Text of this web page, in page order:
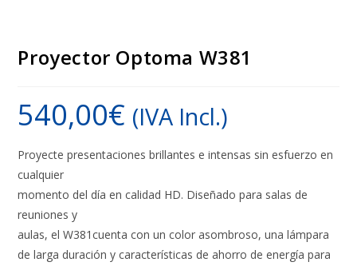
Proyector Optoma W381
540,00€ (IVA Incl.)
Proyecte presentaciones brillantes e intensas sin esfuerzo en
cualquier
momento del día en calidad HD. Diseñado para salas de
reuniones y
aulas, el W381cuenta con un color asombroso, una lámpara
de larga duración y características de ahorro de energía para